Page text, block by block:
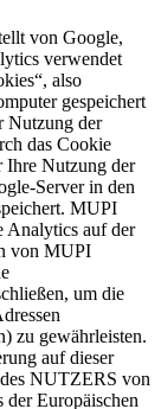
von Google,
verwendet
also
gespeichert
Nutzung der
das Cookie
Ihre Nutzung der
Server in den
MUPI
Analytics auf der
von MUPI
um die
zu gewährleisten.
auf dieser
NUTZERS von
der Europäischen